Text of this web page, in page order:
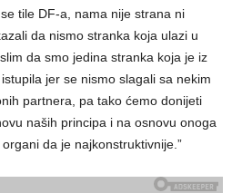
tile DF-a, nama nije strana ni
da nismo stranka koja ulazi u
da smo jedina stranka koja je iz
jer se nismo slagali sa nekim
partnera, pa tako ćemo donijeti
naših principa i na osnovu onoga
da je najkonstruktivnije.”